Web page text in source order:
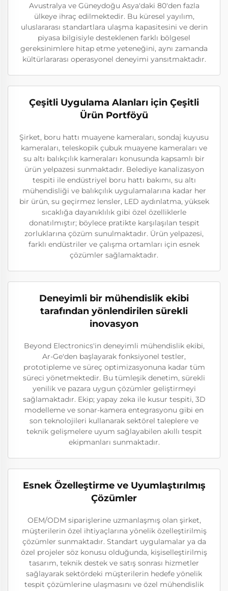
Avustralya ve Güneydoğu Asya'daki 80'den fazla
ülkeye ihraç edilmektedir. Bu küresel yayılım,
uluslararası standartlara ulaşma kapasitesini ve derin
piyasa bilgisiyle desteklenen farklı bölgesel
gereksinimlere hitap etme yeteneğini, aynı zamanda
kültürlararası operasyonel deneyimi yansıtmaktadır.
Çeşitli Uygulama Alanları için Çeşitli
Ürün Portföyü
Şirket, boru hattı muayene kameraları, sondaj kuyusu
kameraları, teleskopik çubuk muayene kameraları ve
su altı balıkçılık kameraları konusunda kapsamlı bir
ürün yelpazesi sunmaktadır. Belediye kanalizasyon
tespiti ile endüstriyel boru hattı bakımı, su altı
mühendisliği ve balıkçılık uygulamalarına kadar her
bir ürün, su geçirmez lensler, LED aydınlatma, yüksek
sıcaklığa dayanıklılık gibi özel özelliklerle
donatılmıştır; böylece pratikte karşılaşılan tespit
zorluklarına çözüm sunulmaktadır. Ürün yelpazesi,
farklı endüstriler ve çalışma ortamları için esnek
çözümler sağlamaktadır.
Deneyimli bir mühendislik ekibi
tarafından yönlendirilen sürekli
inovasyon
Beyond Electronics'in deneyimli mühendislik ekibi,
Ar-Ge'den başlayarak fonksiyonel testler,
prototipleme ve süreç optimizasyonuna kadar tüm
süreci yönetmektedir. Bu tümleşik denetim, sürekli
yenilik ve pazara uygun çözümler geliştirmeyi
sağlamaktadır. Ekip; yapay zeka ile kusur tespiti, 3D
modelleme ve sonar-kamera entegrasyonu gibi en
son teknolojileri kullanarak sektörel taleplere ve
teknik gelişmelere uyum sağlayabilen akıllı tespit
ekipmanları sunmaktadır.
Esnek Özelleştirme ve Uyumlaştırılmış
Çözümler
OEM/ODM siparişlerine uzmanlaşmış olan şirket,
müşterilerin özel ihtiyaçlarına yönelik özelleştirilmiş
çözümler sunmaktadır. Standart uygulamalar ya da
özel projeler söz konusu olduğunda, kişiselleştirilmiş
tasarım, teknik destek ve satış sonrası hizmetler
sağlayarak sektördeki müşterilerin hedefe yönelik
tespit çözümlerine ulaşmasını ve özel mühendislik